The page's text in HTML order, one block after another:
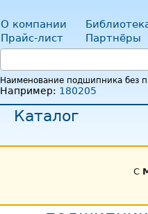
О компании
Прайс-лист
Партнёры
Наименование подшипника без
Например: 180205
Каталог
С